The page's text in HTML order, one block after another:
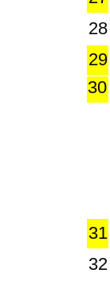
28
29
30
31
32